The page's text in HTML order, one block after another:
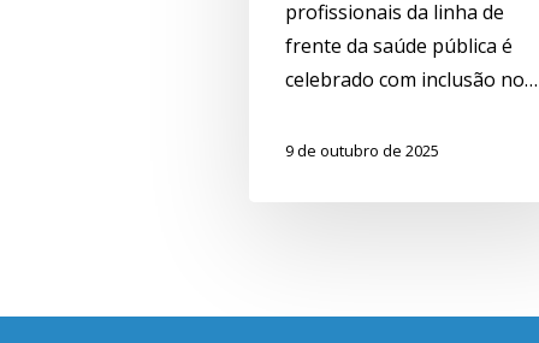
profissionais da linha de
frente da saúde pública é
celebrado com inclusão no…
9 de outubro de 2025